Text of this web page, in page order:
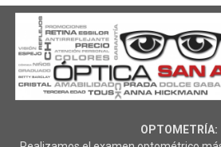
OPTOMETRÍA: